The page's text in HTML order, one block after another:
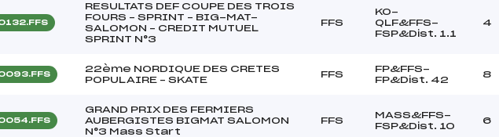
RESULTATS DEF COUPE DES TROIS
FOURS – SPRINT – BIG-MAT-
SALOMON – CREDIT MUTUEL
SPRINT N°3
FFS
KO-
QLF&FFS-
FSP&Dist. 1.1
4
22ème NORDIQUE DES CRETES
POPULAIRE – SKATE
FFS
FP&FFS-
FP&Dist. 42
8
GRAND PRIX DES FERMIERS
AUBERGISTES BIGMAT SALOMON
N°3 Mass Start
FFS
MASS&FFS-
FSP&Dist. 10
6